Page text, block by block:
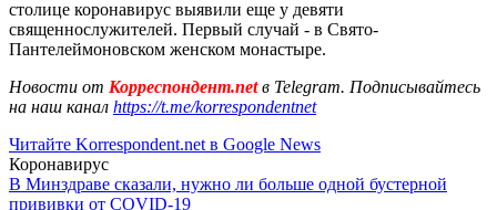
столице коронавирус выявили еще у девяти
священнослужителей. Первый случай - в Свято-
Пантелеймоновском женском монастыре.
Новости от Корреспондент.netв Telegram. Подписывайтесь
на наш канал https://t.me/korrespondentnet
Читайте Korrespondent.net в Google News
Коронавирус
В Минздраве сказали, нужно ли больше одной бустерной
прививки от COVID-19